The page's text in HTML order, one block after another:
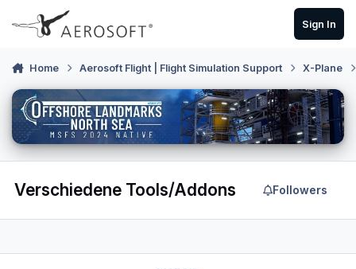
Skip to content
Sign In
Home Aerosoft Flight | Flight Simulation Support X-Plane
Verschiedene Tools/Addons Followers